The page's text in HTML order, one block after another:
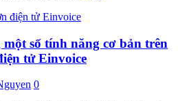
số tính năng cơ bản trên
tử Einvoice
0